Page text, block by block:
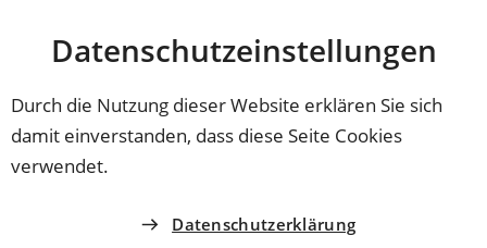
Datenschutz­einstellungen
Durch die Nutzung dieser Website erklären Sie sich
damit einverstanden, dass diese Seite Cookies
verwendet.
Datenschutzerklärung
INHALT ANSPRINGEN
Coburg
AMT FÜR JUGEND UND FAMILIE